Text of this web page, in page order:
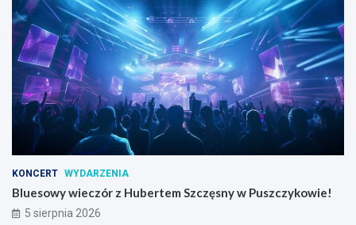
KONCERT WYDARZENIA
Bluesowy wieczór z Hubertem Szczęsny w Puszczykowie!
5 sierpnia 2026